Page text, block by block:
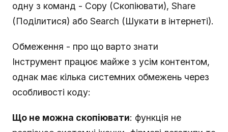
одну з команд - Copy (Скопіювати), Share
(Поділитися) або Search (Шукати в інтернеті).
Обмеження - про що варто знати
Інструмент працює майже з усім контентом,
однак має кілька системних обмежень через
особливості коду:
Що не можна скопіювати: функція не